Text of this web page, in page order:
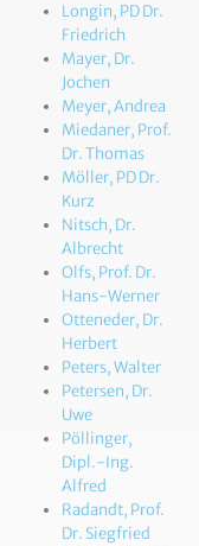
Longin, PD Dr.
Friedrich
Mayer, Dr.
Jochen
Meyer, Andrea
Miedaner, Prof.
Dr. Thomas
Möller, PD Dr.
Kurz
Nitsch, Dr.
Albrecht
Olfs, Prof. Dr.
Hans-Werner
Otteneder, Dr.
Herbert
Peters, Walter
Petersen, Dr.
Uwe
Pöllinger,
Dipl.-Ing.
Alfred
Radandt, Prof.
Dr. Siegfried